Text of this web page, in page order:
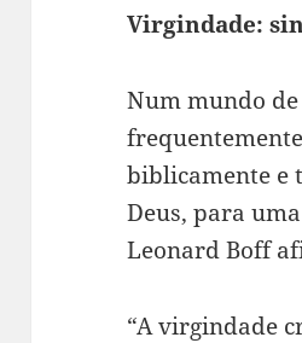
Virgindade:
Num mundo
biblicamente e
Deus, para
Leonard Boff
“A virgindade